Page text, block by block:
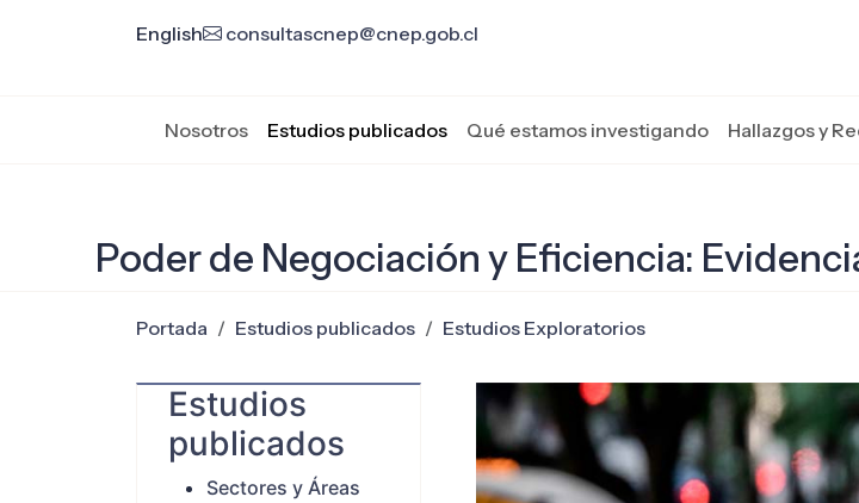
English consultascnep@cnep.gob.cl
Nosotros Estudios publicados Qué estamos investigando Hallazgos y
Poder de Negociación y Eficiencia:
Portada Estudios publicados Estudios Exploratorios
Estudios
publicados
Sectores y Áreas